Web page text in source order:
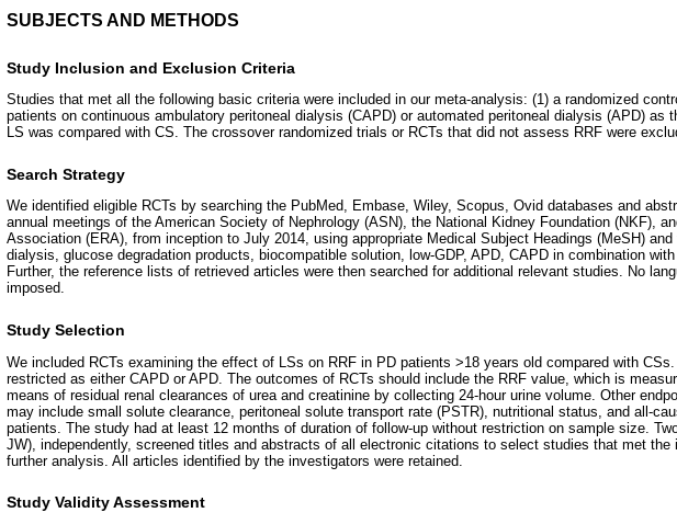
SUBJECTS AND METHODS
Study Inclusion and Exclusion Criteria
Studies that met all the following basic criteria were included in our meta-analysis: (1) a randomized
patients on continuous ambulatory peritoneal dialysis (CAPD) or automated peritoneal dialysis (APD) as
LS was compared with CS. The crossover randomized trials or RCTs that did not assess RRF were
Search Strategy
We identified eligible RCTs by searching the PubMed, Embase, Wiley, Scopus, Ovid databases and
annual meetings of the American Society of Nephrology (ASN), the National Kidney Foundation (NKF),
Association (ERA), from inception to July 2014, using appropriate Medical Subject Headings (MeSH) and
dialysis, glucose degradation products, biocompatible solution, low-GDP, APD, CAPD in combination with
Further, the reference lists of retrieved articles were then searched for additional relevant studies. No
imposed.
Study Selection
We included RCTs examining the effect of LSs on RRF in PD patients >18 years old compared with
restricted as either CAPD or APD. The outcomes of RCTs should include the RRF value, which is
means of residual renal clearances of urea and creatinine by collecting 24-hour urine volume. Other
may include small solute clearance, peritoneal solute transport rate (PSTR), nutritional status, and all-
patients. The study had at least 12 months of duration of follow-up without restriction on sample size.
JW), independently, screened titles and abstracts of all electronic citations to select studies that met the
further analysis. All articles identified by the investigators were retained.
Study Validity Assessment